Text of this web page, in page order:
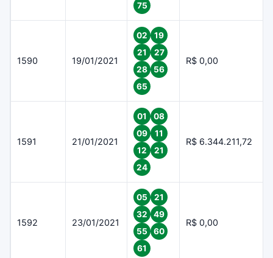
75
1590 19/01/2021
02
19
21
27
28
56
65
R$ 0,00
1591 21/01/2021
01
08
09
11
12
21
24
R$ 6.344.211,72
1592 23/01/2021
05
21
32
49
55
60
61
R$ 0,00